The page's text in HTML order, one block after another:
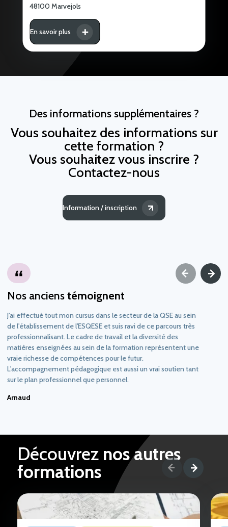
48100 Marvejols
En savoir plus
Des informations supplémentaires ?
Vous souhaitez des informations sur
cette formation ?
Vous souhaitez vous inscrire ?
Contactez-nous
Information / inscription
Nos ancienstémoignent
J'ai effectué tout mon cursus dans le secteur de la QSE au sein
de l'établissement de l'ESQESE et suis ravi de ce parcours très
professionnalisant. Le cadre de travail et la diversité des
matières enseignées au sein de la formation représentent une
vraie richesse de compétences pour le futur.
L'accompagnement pédagogique est aussi un vrai soutien tant
sur le plan professionnel que personnel.
Arnaud
Découvrez nos autres
formations